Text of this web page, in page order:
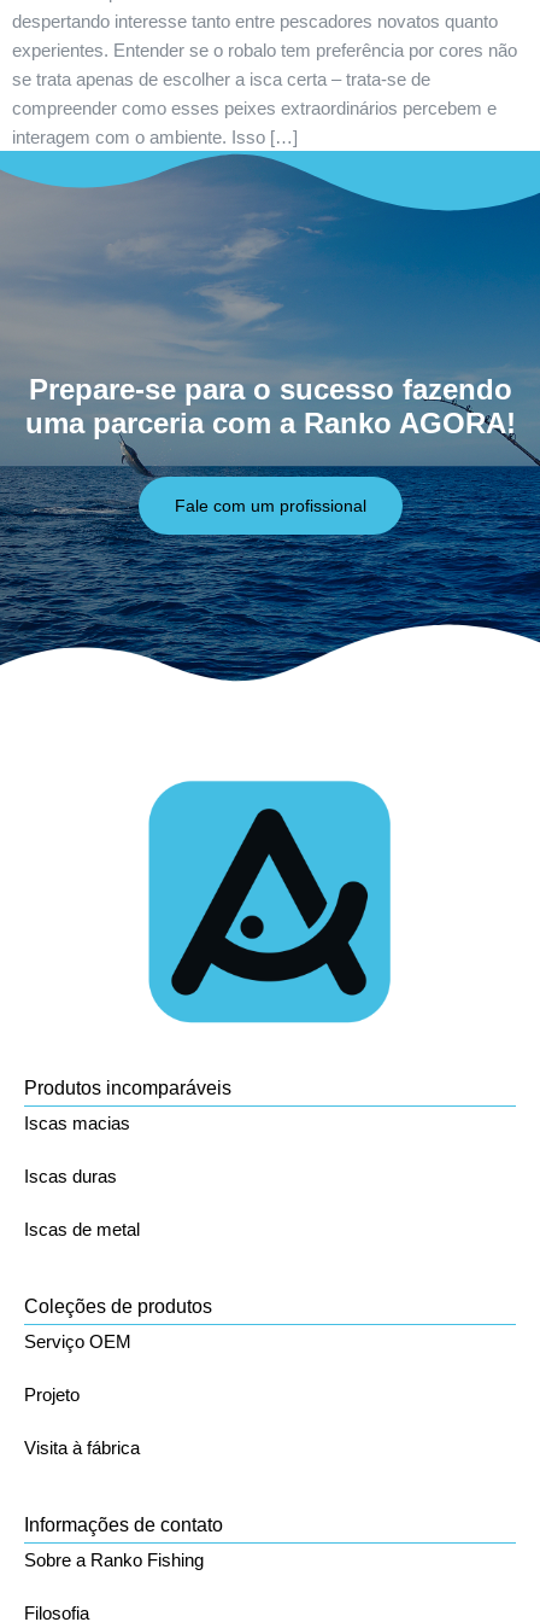
despertando interesse tanto entre pescadores novatos quanto
experientes. Entender se o robalo tem preferência por cores não
se trata apenas de escolher a isca certa – trata-se de
compreender como esses peixes extraordinários percebem e
interagem com o ambiente. Isso […]
Prepare-se para o sucesso fazendo
uma parceria com a Ranko AGORA!
Fale com um profissional
Produtos incomparáveis
Iscas macias
Iscas duras
Iscas de metal
Coleções de produtos
Serviço OEM
Projeto
Visita à fábrica
Informações de contato
Sobre a Ranko Fishing
Filosofia